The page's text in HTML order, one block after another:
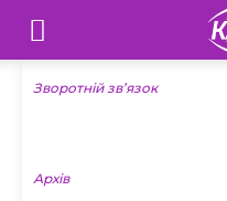
Телебачення
«Капрі»
Новини
Зворотній зв’язок
Архів